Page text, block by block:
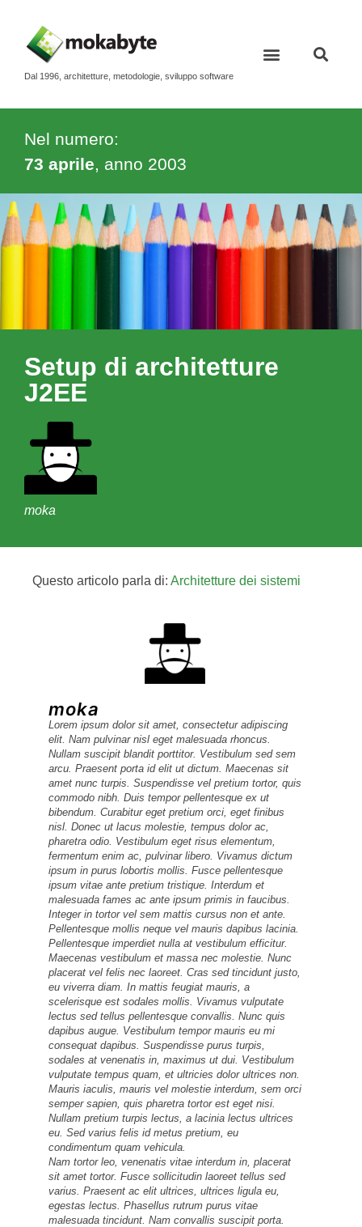
Dal 1996, architetture, metodologie, sviluppo software
Nel numero:
73 aprile, anno 2003
Setup di architetture
J2EE
moka
Questo articolo parla di: Architetture dei sistemi
moka
Lorem ipsum dolor sit amet, consectetur adipiscing
elit. Nam pulvinar nisl eget malesuada rhoncus.
Nullam suscipit blandit porttitor. Vestibulum sed sem
arcu. Praesent porta id elit ut dictum. Maecenas sit
amet nunc turpis. Suspendisse vel pretium tortor, quis
commodo nibh. Duis tempor pellentesque ex ut
bibendum. Curabitur eget pretium orci, eget finibus
nisl. Donec ut lacus molestie, tempus dolor ac,
pharetra odio. Vestibulum eget risus elementum,
fermentum enim ac, pulvinar libero. Vivamus dictum
ipsum in purus lobortis mollis. Fusce pellentesque
ipsum vitae ante pretium tristique. Interdum et
malesuada fames ac ante ipsum primis in faucibus.
Integer in tortor vel sem mattis cursus non et ante.
Pellentesque mollis neque vel mauris dapibus lacinia.
Pellentesque imperdiet nulla at vestibulum efficitur.
Maecenas vestibulum et massa nec molestie. Nunc
placerat vel felis nec laoreet. Cras sed tincidunt justo,
eu viverra diam. In mattis feugiat mauris, a
scelerisque est sodales mollis. Vivamus vulputate
lectus sed tellus pellentesque convallis. Nunc quis
dapibus augue. Vestibulum tempor mauris eu mi
consequat dapibus. Suspendisse purus turpis,
sodales at venenatis in, maximus ut dui. Vestibulum
vulputate tempus quam, et ultricies dolor ultrices non.
Mauris iaculis, mauris vel molestie interdum, sem orci
semper sapien, quis pharetra tortor est eget nisi.
Nullam pretium turpis lectus, a lacinia lectus ultrices
eu. Sed varius felis id metus pretium, eu
condimentum quam vehicula.
Nam tortor leo, venenatis vitae interdum in, placerat
sit amet tortor. Fusce sollicitudin laoreet tellus sed
varius. Praesent ac elit ultrices, ultrices ligula eu,
egestas lectus. Phasellus rutrum purus vitae
malesuada tincidunt. Nam convallis suscipit porta.